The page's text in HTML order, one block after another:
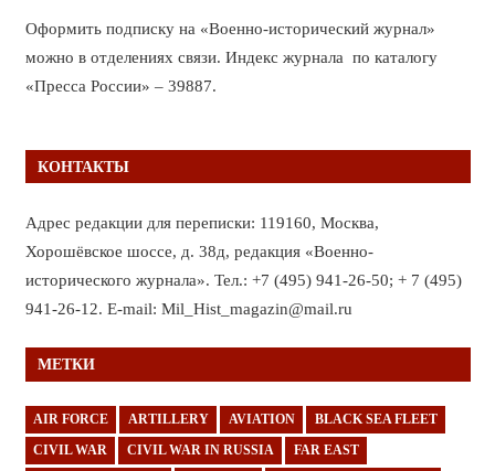
Оформить подписку на «Военно-исторический журнал»
можно в отделениях связи. Индекс журнала по каталогу
«Пресса России» – 39887.
КОНТАКТЫ
Адрес редакции для переписки: 119160, Москва,
Хорошёвское шоссе, д. 38д, редакция «Военно-
исторического журнала». Тел.: +7 (495) 941-26-50; + 7 (495)
941-26-12. E-mail: Mil_Hist_magazin@mail.ru
МЕТКИ
AIR FORCE ARTILLERY AVIATION BLACK SEA FLEET
CIVIL WAR CIVIL WAR IN RUSSIA FAR EAST